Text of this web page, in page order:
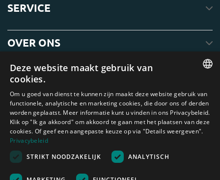
SERVICE
OVER ONS
Amagard.com (Kranendonk B.V.) Geen van de teksten of foto's op deze
website mag zonder schriftelijke toestemming van Kranendonk B.V. worden
DUTCH
GERMAN
Deze website maakt gebruik van
cookies.
Om u goed van dienst te kunnen zijn maakt deze website gebruik van
functionele, analytische en marketing cookies, die door ons of derden
worden geplaatst. Meer informatie kunt u vinden in ons Privacybeleid.
Klik op "Ik ga akkoord" om akkoord te gaan met het plaatsen van deze
cookies. Of geef een aangepaste keuze op via "Details weergeven".
Privacybeleid
STRIKT NOODZAKELIJK
ANALYTISCH